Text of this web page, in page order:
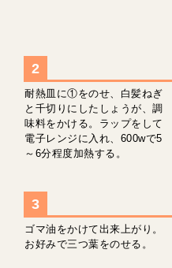
耐熱皿に①をのせ、白髪ねぎ
と千切りにしたしょうが、調
味料をかける。ラップをして
電子レンジに入れ、600wで5
～6分程度加熱する。
ゴマ油をかけて出来上がり。
お好みで三つ葉をのせる。